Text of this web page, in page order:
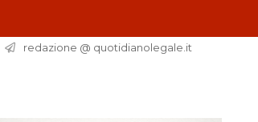
redazione @ quotidianolegale.it